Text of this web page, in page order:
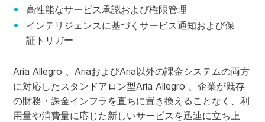
高性能なサービス承認および権限管理
インテリジェンスに基づくサービス通知および保
証トリガー
Aria Allegro 、AriaおよびAria以外の課金システムの両方
に対応したスタンドアロン型Aria Allegro 、企業が既存
の財務・課金インフラを直ちに置き換えることなく、利
用量や消費量に応じた新しいサービスを迅速に立ち上